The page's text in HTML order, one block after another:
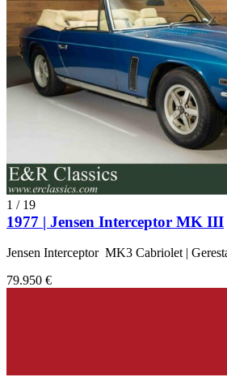
1 / 19
1977 | Jensen Interceptor MK III
Jensen Interceptor MK3 Cabriolet |
79.950 €